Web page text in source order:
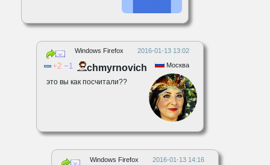
2016-01-13 13:02
Windows Firefox
Москва
2 1 chmyrnovich
это вы как посчитали??
2016-01-13 14:16
Windows Firefox